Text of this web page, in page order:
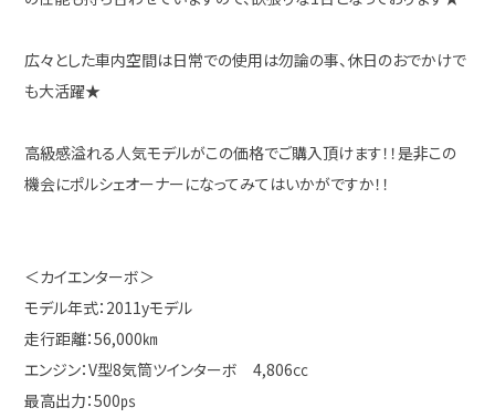
広々とした車内空間は日常での使用は勿論の事、休日のおでかけで
も大活躍★
高級感溢れる人気モデルがこの価格でご購入頂けます！！是非この
機会にポルシェオーナーになってみてはいかがですか！！
＜カイエンターボ＞
モデル年式：2011yモデル
走行距離：56,000㎞
エンジン：V型8気筒ツインターボ 4,806㏄
最高出力：500㎰